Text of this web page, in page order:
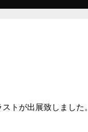
トが出展致しました。